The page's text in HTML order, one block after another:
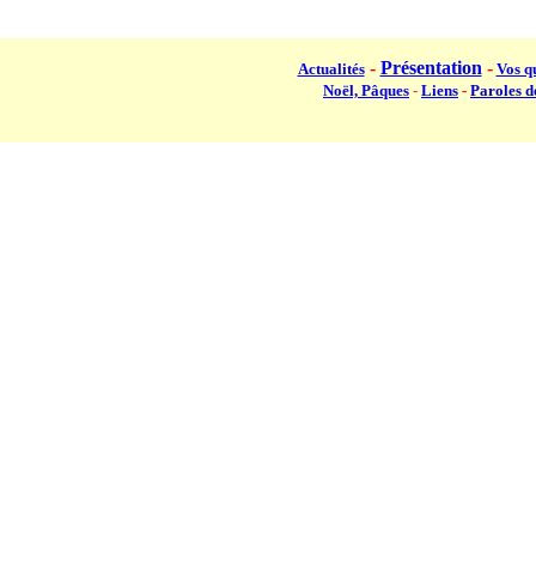
Actualités - Présentation - Vos
Noël, Pâques - Liens - Paroles